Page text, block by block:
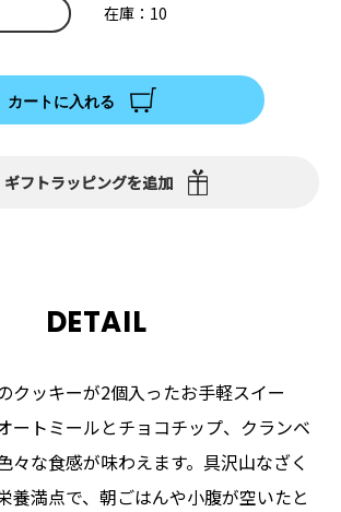
在庫：10
カートに入れる
ギフトラッピングを追加
DETAIL
クッキーが2個入ったお手軽スイー
ートミールとチョコチップ、クランベ
々な食感が味わえます。具沢山なざく
養満点で、朝ごはんや小腹が空いたと